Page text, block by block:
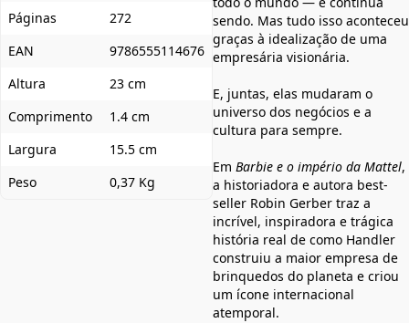
Páginas
272
EAN
9786555114676
Altura
23 cm
Comprimento
1.4 cm
Largura
15.5 cm
Peso
0,37 Kg
sendo. Mas tudo isso aconteceu
graças à idealização de uma
empresária visionária.
E, juntas, elas mudaram o
universo dos negócios e a
cultura para sempre.
Em Barbie e o império da Mattel,
a historiadora e autora best-
seller Robin Gerber traz a
incrível, inspiradora e trágica
história real de como Handler
construiu a maior empresa de
brinquedos do planeta e criou
um ícone internacional
atemporal.